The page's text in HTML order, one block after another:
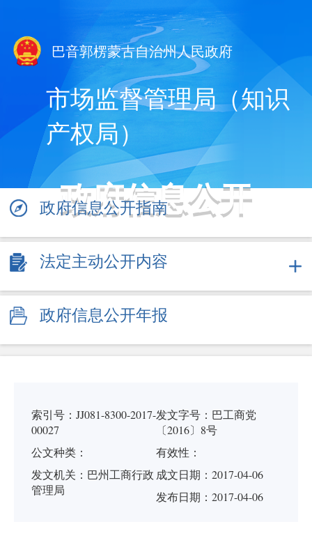
巴音郭楞蒙古自治州人民政府
市场监督管理局（知识
产权局）
政府信息公开
政府信息公开指南
法定主动公开内容
政府信息公开年报
索引号：JJ081-8300-2017-
00027
发文字号：巴工商党
〔2016〕8号
公文种类：
有效性：
发文机关：巴州工商行政
管理局
成文日期： 2017-04-06
发布日期：2017-04-06